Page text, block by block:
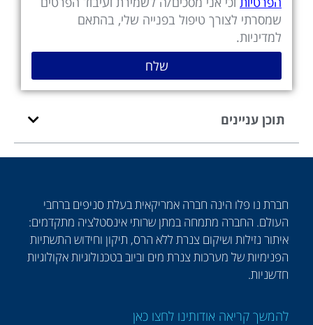
שמסרתי לצורך טיפול בפנייה שלי, בהתאם
למדיניות.
שלח
תוכן עניינים
חברת נו פלו הינה חברה אמריקאית בעלת סניפים ברחבי
העולם. החברה מתמחה במתן שרותי אינסטלציה מתקדמים:
איתור נזילות ושיקום צנרת ללא הרס, תיקון וחידוש התשתיות
הפנימיות של מערכות צנרת מים וביוב בטכנולוגיות אקולוגיות
חדשניות.
להמשך קריאה אודותינו לחצו כאן